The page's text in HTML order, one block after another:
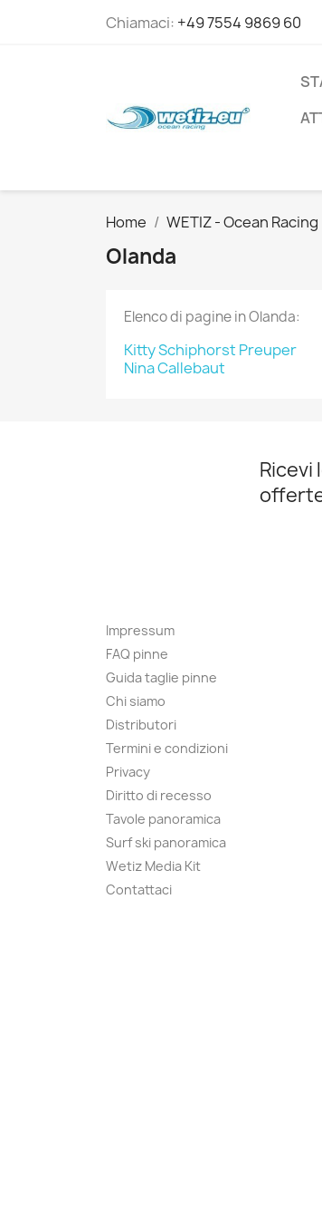
Chiamaci: +49 7554 9869 60
Home WETIZ - Ocean Racing
Olanda
Elenco di pagine in Olanda:
Kitty Schiphorst Preuper
Nina Callebaut
Ricevi
Impressum
FAQ pinne
Guida taglie pinne
Chi siamo
Distributori
Termini e condizioni
Privacy
Diritto di recesso
Tavole panoramica
Surf ski panoramica
Wetiz Media Kit
Contattaci